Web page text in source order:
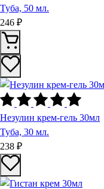
Туба, 50 мл.
246 ₽
Незулин крем-гель 30мл
Туба, 30 мл.
238 ₽